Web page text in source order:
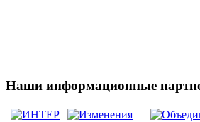
Наши информационные